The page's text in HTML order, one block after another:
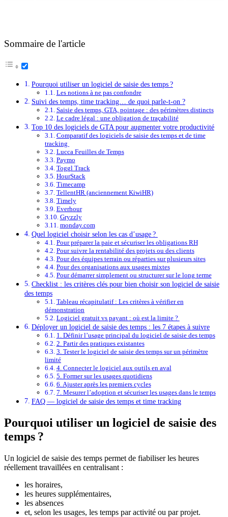
Sommaire de l'article
Pourquoi utiliser un logiciel de saisie des temps ?
Les notions à ne pas confondre
Suivi des temps, time tracking… de quoi parle-t-on ?
Saisie des temps, GTA, pointage : des périmètres distincts
Le cadre légal : une obligation de traçabilité
Top 10 des logiciels de GTA pour augmenter votre productivité
Comparatif des logiciels de saisie des temps et de time
tracking
Lucca Feuilles de Temps
Paymo
Toggl Track
HourStack
Timecamp
TellentHR (anciennement KiwiHR)
Timely
Everhour
Gryzzly
monday.com
Quel logiciel choisir selon les cas d’usage ?
Pour préparer la paie et sécuriser les obligations RH
Pour suivre la rentabilité des projets ou des clients
Pour des équipes terrain ou réparties sur plusieurs sites
Pour des organisations aux usages mixtes
Pour démarrer simplement ou structurer sur le long terme
Checklist : les critères clés pour bien choisir son logiciel de saisie
des temps
Tableau récapitulatif : Les critères à vérifier en
démonstration
Logiciel gratuit vs payant : où est la limite ?
Déployer un logiciel de saisie des temps : les 7 étapes à suivre
1. Définir l’usage principal du logiciel de saisie des temps
2. Partir des pratiques existantes
3. Tester le logiciel de saisie des temps sur un périmètre
limité
4. Connecter le logiciel aux outils en aval
5. Former sur les usages quotidiens
6. Ajuster après les premiers cycles
7. Mesurer l’adoption et sécuriser les usages dans le temps
FAQ — logiciel de saisie des temps et time tracking
Pourquoi utiliser un logiciel de saisie des
temps ?
Un logiciel de saisie des temps permet de fiabiliser les heures
réellement travaillées en centralisant :
les horaires,
les heures supplémentaires,
les absences
et, selon les usages, les temps par activité ou par projet.